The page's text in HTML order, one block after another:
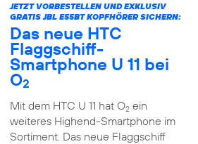
JETZT VORBESTELLEN UND EXKLUSIV
GRATIS JBL E55BT KOPFHÖRER SICHERN:
Das neue HTC
Flaggschiff-
Smartphone U 11 bei
O2
Mit dem HTC U 11 hat O2ein
weiteres Highend-Smartphone im
Sortiment. Das neue Flaggschiff